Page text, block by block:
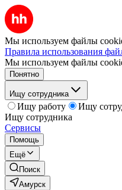
Мы используем файлы
Правила использования
Мы используем файлы
Понятно
Ищу сотрудника
Ищу работу
Ищу
Ищу сотрудника
Сервисы
Помощь
Ещё
Поиск
Амурск